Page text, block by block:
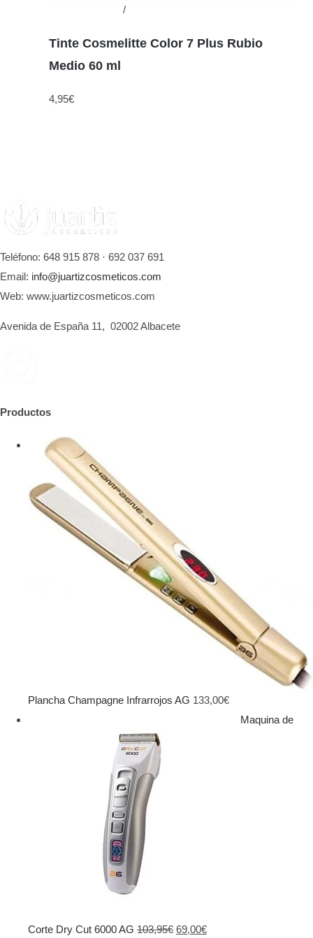
/
Tinte Cosmelitte Color 7 Plus Rubio
Medio 60 ml
4,95€
Teléfono: 648 915 878 · 692 037 691
Email: info@juartizcosmeticos.com
Web: www.juartizcosmeticos.com
Avenida de España 11, 02002 Albacete
Productos
Plancha Champagne Infrarrojos AG 133,00€
Maquina de
Corte Dry Cut 6000 AG 103,95€ El
69,00€El